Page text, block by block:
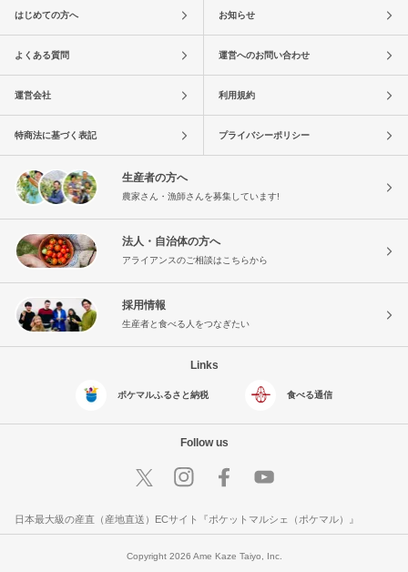
はじめての方へ お知らせ
よくある質問 運営へのお問い合わせ
運営会社 利用規約
特商法に基づく表記 プライバシーポリシー
生産者の方へ
農家さん・漁師さんを募集しています!
法人・自治体の方へ
アライアンスのご相談はこちらから
採用情報
生産者と食べる人をつなぎたい
Links
ポケマルふるさと納税 食べる通信
Follow us
日本最大級の産直（産地直送）ECサイト『ポケットマルシェ（ポケマル）』
Copyright 2026 Ame Kaze Taiyo, Inc.